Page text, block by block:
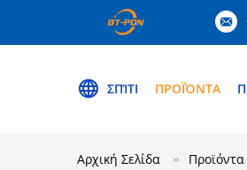
ΣΠΊΤΙ ΠΡΟΪΌΝΤΑ
Αρχική Σελίδα Προϊόντα